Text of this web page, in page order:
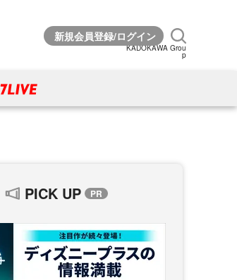
KADOKAWA Grou
p
PICK UP